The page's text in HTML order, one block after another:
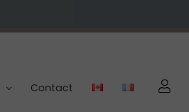
Contact